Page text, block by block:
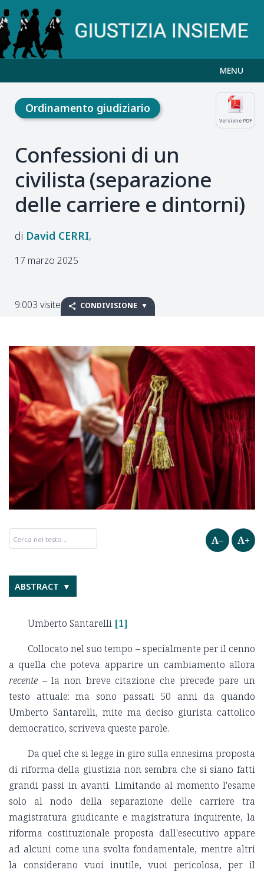
MENU
Versione PDF
Ordinamento giudiziario
Confessioni di un
civilista (separazione
delle carriere e dintorni)
David CERRI
17 marzo 2025
9.003 visite CONDIVISIONE
A– A+
ABSTRACT
Umberto Santarelli [1]
Collocato nel suo tempo – specialmente per il cenno
a quella che poteva apparire un cambiamento allora
recente – la non breve citazione che precede pare un
testo attuale: ma sono passati 50 anni da quando
Umberto Santarelli, mite ma deciso giurista cattolico
democratico, scriveva queste parole.
Da quel che si legge in giro sulla ennesima proposta
di riforma della giustizia non sembra che si siano fatti
grandi passi in avanti. Limitando al momento l'esame
solo al nodo della separazione delle carriere tra
magistratura giudicante e magistratura inquirente, la
riforma costituzionale proposta dall'esecutivo appare
ad alcuni come una svolta fondamentale, mentre altri
la considerano vuoi inutile, vuoi pericolosa, per il